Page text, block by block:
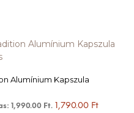
Alumínium Kapszula
1,990.00 Ft. 1,790.00 Ft